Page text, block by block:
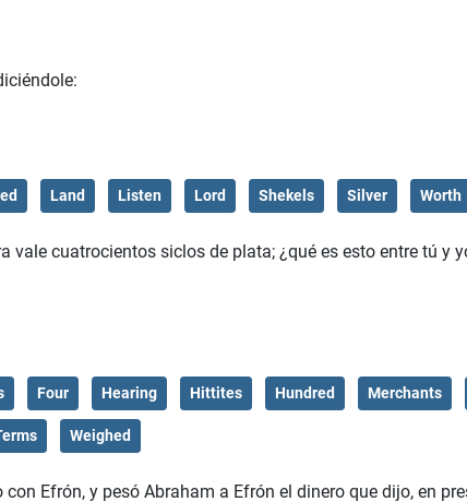
Land Listen Lord Shekels Silver Worth
vale cuatrocientos siclos de plata; ¿qué es esto entre tú y
Four Hearing Hittites Hundred Merchants
Weighed
Efrón, y pesó Abraham a Efrón el dinero que dijo, en